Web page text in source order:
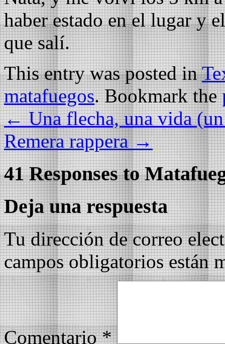
haber estado en el lugar y
que salí.
This entry was posted in
matafuegos. Bookmark the
←Una flecha, una vida
Remera rappera→
41 Responses to
Deja una respuesta
Tu dirección de correo
campos obligatorios están
Comentario*